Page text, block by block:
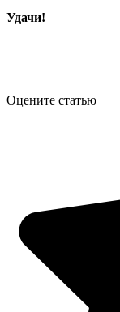
Удачи!
Оцените статью